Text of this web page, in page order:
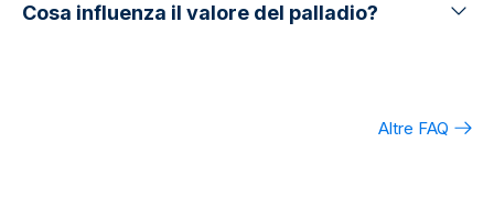
Cosa influenza il valore del palladio?
Altre FAQ